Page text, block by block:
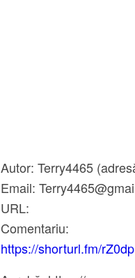
Autor: Terry4465
Email:
URL:
Comentariu:
https://shorturl.fm/rZ0dp